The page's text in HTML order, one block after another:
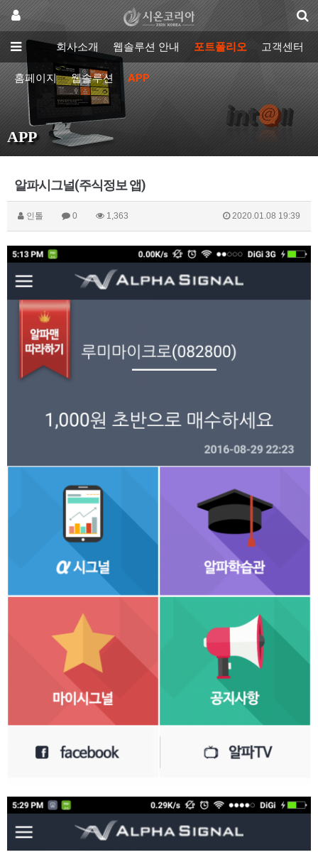
회사소개 웹솔루션 안내 포트폴리오 고객센터
홈페이지 웹솔루션 APP
APP
알파시그널(주식정보 앱)
인톨 0 1,363 2020.01.08 19:39